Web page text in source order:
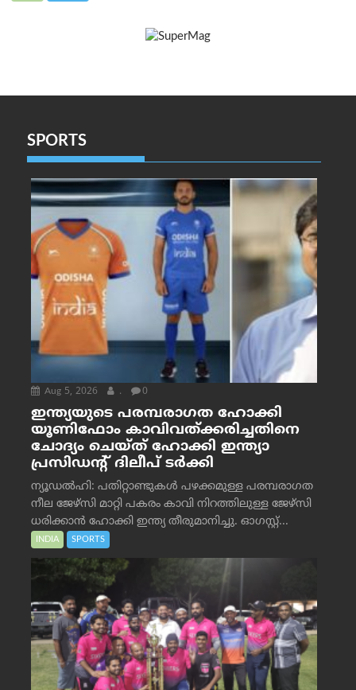
SPORTS
Aug 5, 2026 . 0
ഇന്ത്യയുടെ പരമ്പരാഗത ഹോക്കി
യൂണിഫോം കാവിവത്ക്കരിച്ചതിനെ
ചോദ്യം ചെയ്ത് ഹോക്കി ഇന്ത്യാ
പ്രസിഡന്റ് ദിലീപ് ടര്‍ക്കി
ന്യൂഡൽഹി: പതിറ്റാണ്ടുകൾ പഴക്കമുള്ള പരമ്പരാഗത
നീല ജേഴ്‌സി മാറ്റി പകരം കാവി നിറത്തിലുള്ള ജേഴ്‌സി
ധരിക്കാൻ ഹോക്കി ഇന്ത്യ തീരുമാനിച്ചു. ഓഗസ്റ്റ്...
INDIA SPORTS